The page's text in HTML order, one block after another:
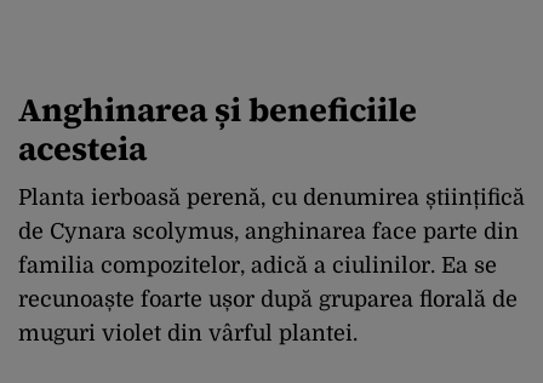
Anghinarea și beneficiile
acesteia
Planta ierboasă perenă, cu denumirea științifică
de Cynara scolymus, anghinarea face parte din
familia compozitelor, adică a ciulinilor. Ea se
recunoaște foarte ușor după gruparea florală de
muguri violet din vârful plantei.